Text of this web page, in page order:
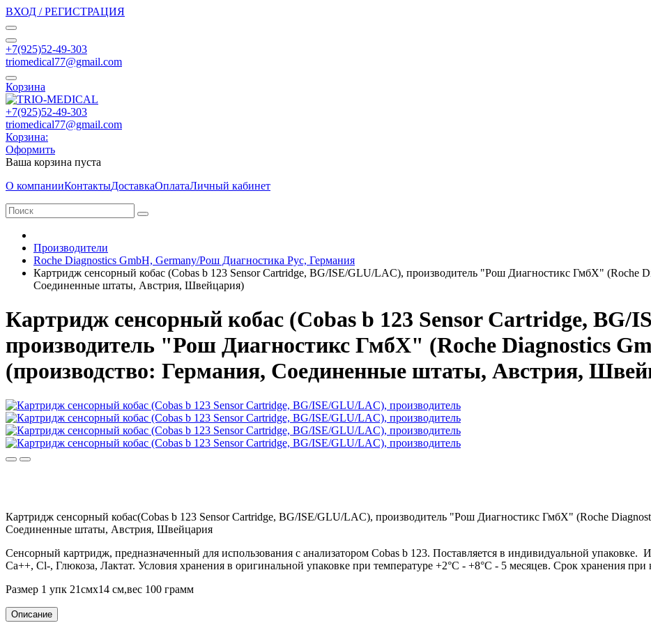
ВХОД / РЕГИСТРАЦИЯ
+7(925)52-49-303
triomedical77@gmail.com
Корзина
+7(925)52-49-303
triomedical77@gmail.com
Корзина:
Оформить
Ваша корзина пуста
О компанииКонтактыДоставкаОплатаЛичный кабинет
Производители
Roche Diagnostics GmbH, Germany/Рош Диагностика Рус, Германия
Картридж сенсорный кобас (Cobas b 123 Sensor Cartridge, BG/ISE/GLU/LAC), производитель "Рош Диагностикс ГмбХ" (Roche
Соединенные штаты, Австрия, Швейцария)
Картридж сенсорный кобас (Cobas b 123 Sensor Cartridge, BG/
производитель "Рош Диагностикс ГмбХ" (Roche Diagnostics
(производство: Германия, Соединенные штаты, Австрия,
Картридж сенсорный кобас(Cobas b 123 Sensor Cartridge, BG/ISE/GLU/LAC), производитель "Рош Диагностикс ГмбХ" (Roche
Соединенные штаты, Австрия, Швейцария
Сенсорный картридж, предназначенный для использования с анализатором Сobas b 123. Поставляется в индивидуальной
Ca++, Cl-, Глюкоза, Лактат. Условия хранения в оригинальной упаковке при температуре +2°C - +8°C - 5 месяцев. Срок хранения при
Размер 1 упк 21смх14 см,вес 100 грамм
Описание